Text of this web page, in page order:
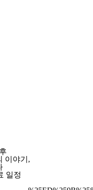
이야기,
일정